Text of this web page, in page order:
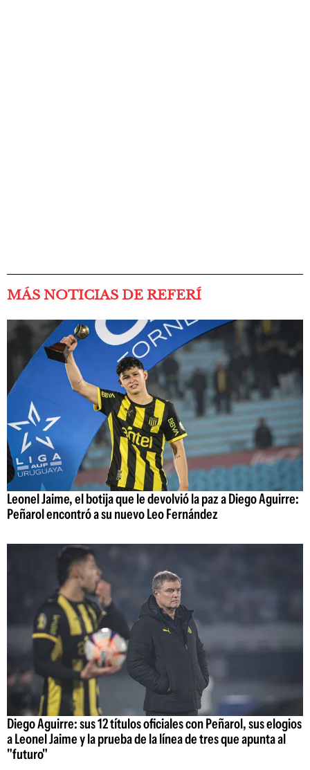
MÁS NOTICIAS DE REFERÍ
Leonel Jaime, el botija que le devolvió la paz a Diego Aguirre:
Peñarol encontró a su nuevo Leo Fernández
Diego Aguirre: sus 12 títulos oficiales con Peñarol, sus elogios
a Leonel Jaime y la prueba de la línea de tres que apunta al
"futuro"